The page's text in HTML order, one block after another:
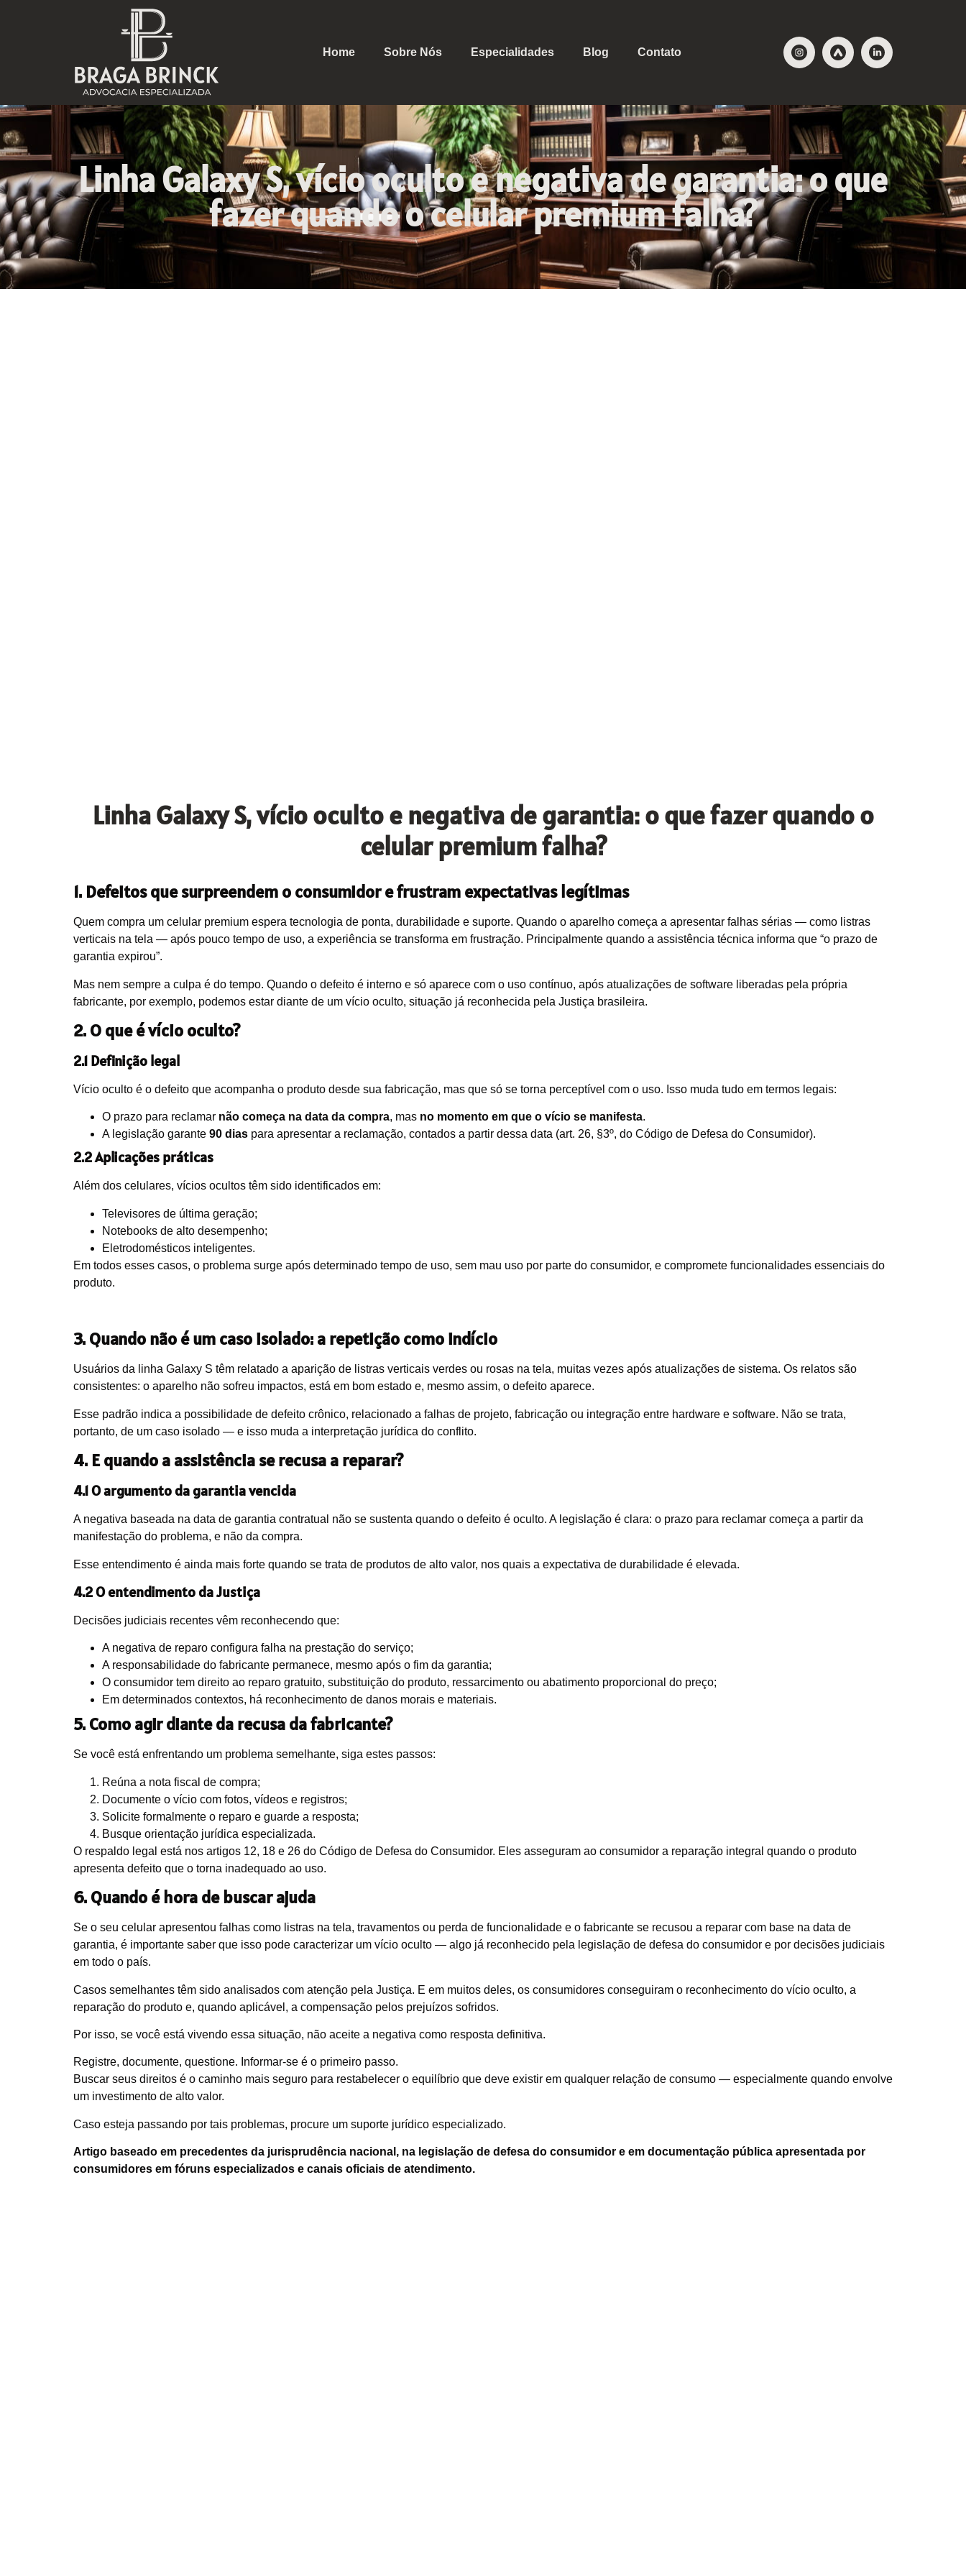
Home Sobre Nós Especialidades Blog Contato
Linha Galaxy S, vício oculto e negativa de garantia: o que
fazer quando o celular premium falha?
Linha Galaxy S, vício oculto e negativa de garantia: o que fazer quando o
celular premium falha?
1. Defeitos que surpreendem o consumidor e frustram expectativas legítimas
Quem compra um celular premium espera tecnologia de ponta, durabilidade e suporte. Quando o aparelho começa a apresentar falhas sérias — como listras
verticais na tela — após pouco tempo de uso, a experiência se transforma em frustração. Principalmente quando a assistência técnica informa que “o prazo de
garantia expirou”.
Mas nem sempre a culpa é do tempo. Quando o defeito é interno e só aparece com o uso contínuo, após atualizações de software liberadas pela própria
fabricante, por exemplo, podemos estar diante de um vício oculto, situação já reconhecida pela Justiça brasileira.
2. O que é vício oculto?
2.1 Definição legal
Vício oculto é o defeito que acompanha o produto desde sua fabricação, mas que só se torna perceptível com o uso. Isso muda tudo em termos legais:
O prazo para reclamar não começa na data da compra, mas no momento em que o vício se manifesta.
A legislação garante 90 dias para apresentar a reclamação, contados a partir dessa data (art. 26, §3º, do Código de Defesa do Consumidor).
2.2 Aplicações práticas
Além dos celulares, vícios ocultos têm sido identificados em:
Televisores de última geração;
Notebooks de alto desempenho;
Eletrodomésticos inteligentes.
Em todos esses casos, o problema surge após determinado tempo de uso, sem mau uso por parte do consumidor, e compromete funcionalidades essenciais do
produto.
3. Quando não é um caso isolado: a repetição como indício
Usuários da linha Galaxy S têm relatado a aparição de listras verticais verdes ou rosas na tela, muitas vezes após atualizações de sistema. Os relatos são
consistentes: o aparelho não sofreu impactos, está em bom estado e, mesmo assim, o defeito aparece.
Esse padrão indica a possibilidade de defeito crônico, relacionado a falhas de projeto, fabricação ou integração entre hardware e software. Não se trata,
portanto, de um caso isolado — e isso muda a interpretação jurídica do conflito.
4. E quando a assistência se recusa a reparar?
4.1 O argumento da garantia vencida
A negativa baseada na data de garantia contratual não se sustenta quando o defeito é oculto. A legislação é clara: o prazo para reclamar começa a partir da
manifestação do problema, e não da compra.
Esse entendimento é ainda mais forte quando se trata de produtos de alto valor, nos quais a expectativa de durabilidade é elevada.
4.2 O entendimento da Justiça
Decisões judiciais recentes vêm reconhecendo que:
A negativa de reparo configura falha na prestação do serviço;
A responsabilidade do fabricante permanece, mesmo após o fim da garantia;
O consumidor tem direito ao reparo gratuito, substituição do produto, ressarcimento ou abatimento proporcional do preço;
Em determinados contextos, há reconhecimento de danos morais e materiais.
5. Como agir diante da recusa da fabricante?
Se você está enfrentando um problema semelhante, siga estes passos:
Reúna a nota fiscal de compra;
Documente o vício com fotos, vídeos e registros;
Solicite formalmente o reparo e guarde a resposta;
Busque orientação jurídica especializada.
O respaldo legal está nos artigos 12, 18 e 26 do Código de Defesa do Consumidor. Eles asseguram ao consumidor a reparação integral quando o produto
apresenta defeito que o torna inadequado ao uso.
6. Quando é hora de buscar ajuda
Se o seu celular apresentou falhas como listras na tela, travamentos ou perda de funcionalidade e o fabricante se recusou a reparar com base na data de
garantia, é importante saber que isso pode caracterizar um vício oculto — algo já reconhecido pela legislação de defesa do consumidor e por decisões judiciais
em todo o país.
Casos semelhantes têm sido analisados com atenção pela Justiça. E em muitos deles, os consumidores conseguiram o reconhecimento do vício oculto, a
reparação do produto e, quando aplicável, a compensação pelos prejuízos sofridos.
Por isso, se você está vivendo essa situação, não aceite a negativa como resposta definitiva.
Registre, documente, questione. Informar-se é o primeiro passo.
Buscar seus direitos é o caminho mais seguro para restabelecer o equilíbrio que deve existir em qualquer relação de consumo — especialmente quando envolve
um investimento de alto valor.
Caso esteja passando por tais problemas, procure um suporte jurídico especializado.
Artigo baseado em precedentes da jurisprudência nacional, na legislação de defesa do consumidor e em documentação pública apresentada por
consumidores em fóruns especializados e canais oficiais de atendimento.